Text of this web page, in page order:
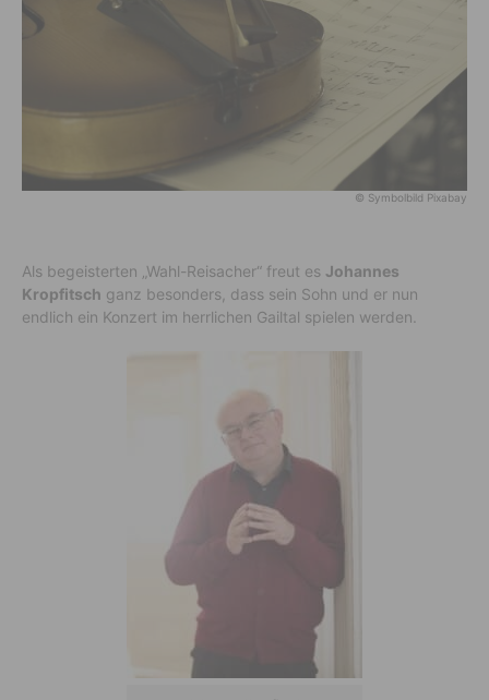
© Symbolbild Pixabay
Als begeisterten „Wahl-Reisacher“ freut es Johannes
Kropfitsch ganz besonders, dass sein Sohn und er nun
endlich ein Konzert im herrlichen Gailtal spielen werden.